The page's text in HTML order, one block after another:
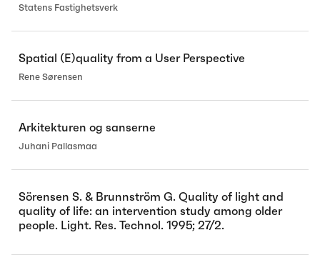
Statens Fastighetsverk
Spatial (E)quality from a User Perspective
Rene Sørensen
Arkitekturen og sanserne
Juhani Pallasmaa
Sörensen S. & Brunnström G. Quality of light and
quality of life: an intervention study among older
people. Light. Res. Technol. 1995; 27/2.